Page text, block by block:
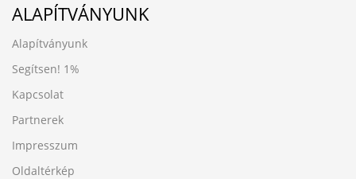
ALAPÍTVÁNYUNK
Alapítványunk
Segítsen! 1%
Kapcsolat
Partnerek
Impresszum
Oldaltérkép